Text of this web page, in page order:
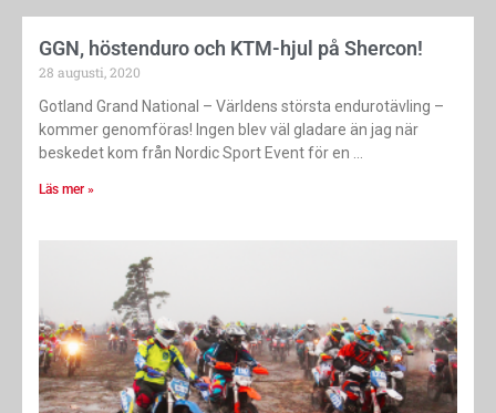
GGN, höstenduro och KTM-hjul på Shercon!
28 augusti, 2020
Gotland Grand National – Världens största endurotävling –
kommer genomföras! Ingen blev väl gladare än jag när
beskedet kom från Nordic Sport Event för en
Läs mer »